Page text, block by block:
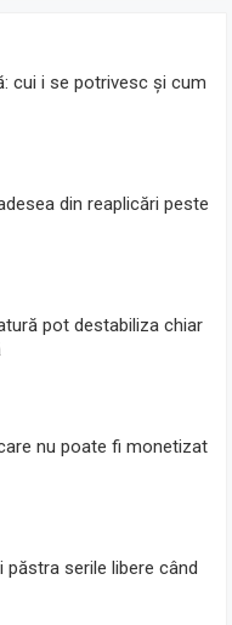
cui i se potrivesc și cum
din reaplicări peste
pot destabiliza chiar
nu poate fi monetizat
serile libere când